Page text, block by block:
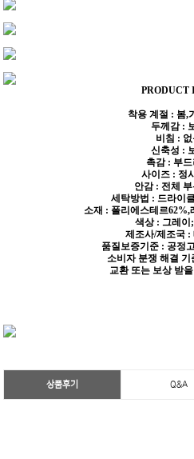
PRODUCT
착용 계절 : 봄,
두께감 :
비침 : 없
신축성 :
촉감 : 부
사이즈 : 정
안감 : 전체
세탁방법 : 드라이
소재 : 폴리에스테르62%,
색상 : 그레이
제조사/제조국 :
품질보증기준 : 공정
소비자 분쟁 해결 기
교환 또는 보상 받
상품후기 Q&A